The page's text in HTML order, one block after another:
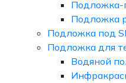
Подложка-
Подложка
Подложка под
Подложка для
Водяной